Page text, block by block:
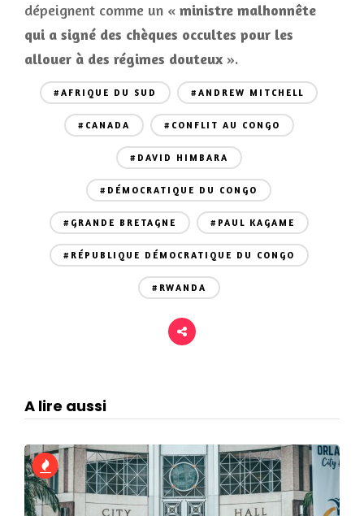
dépeignent comme un « ministre malhonnête
qui a signé des chèques occultes pour les
allouer à des régimes douteux ».
#AFRIQUE DU SUD #ANDREW MITCHELL
#CANADA #CONFLIT AU CONGO
#DAVID HIMBARA
#DÉMOCRATIQUE DU CONGO
#GRANDE BRETAGNE #PAUL KAGAME
#RÉPUBLIQUE DÉMOCRATIQUE DU CONGO
#RWANDA
A lire aussi